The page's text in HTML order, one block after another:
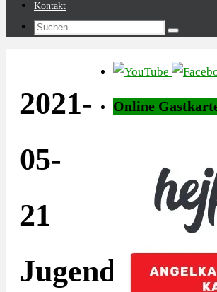
Kontakt
Suchen
Suchen
2021-
05-
21
Jugendangeln
Online